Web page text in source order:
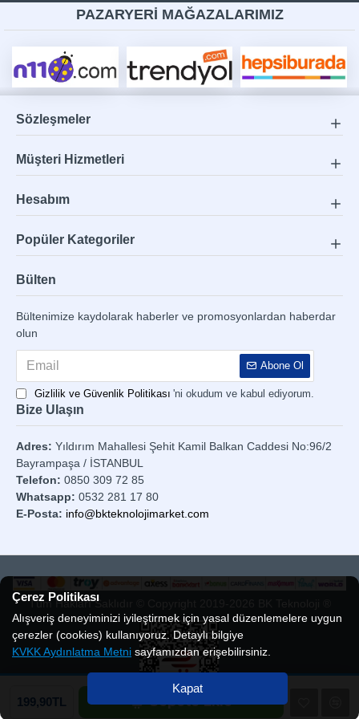
Sepete Ekle
PAZARYERİ MAĞAZALARIMIZ
Sözleşmeler
Müşteri Hizmetleri
Hesabım
Popüler Kategoriler
Bülten
Bültenimize kaydolarak haberler ve promosyonlardan haberdar
olun
Abone Ol
Gizlilik ve Güvenlik Politikası 'ni okudum ve kabul ediyorum.
Bize Ulaşın
Adres: Yıldırım Mahallesi Şehit Kamil Balkan Caddesi No:96/2
Bayrampaşa / İSTANBUL
Telefon: 0850 309 72 85
Whatsapp: 0532 281 17 80
E-Posta: info@bkteknolojimarket.com
Tüm Hakları Saklıdır © Copyright 2019-2026 BK Teknoloji ®
Kapat
Çerez Politikası
Alışveriş deneyiminizi iyileştirmek için yasal düzenlemelere uygun
çerezler (cookies) kullanıyoruz. Detaylı bilgiye
KVKK Aydınlatma Metni sayfamızdan erişebilirsiniz.